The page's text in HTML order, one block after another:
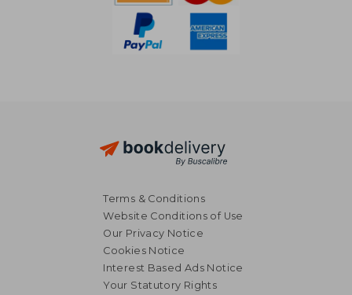
Terms & Conditions
Website Conditions of Use
Our Privacy Notice
Cookies Notice
Interest Based Ads Notice
Your Statutory Rights